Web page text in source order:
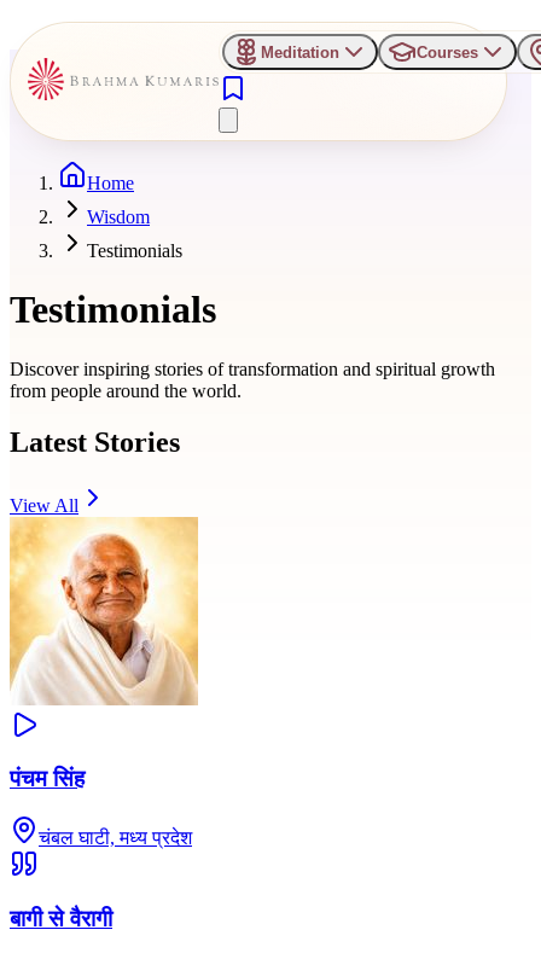
Meditation Courses
Home
Wisdom
Testimonials
Testimonials
Discover inspiring stories of transformation and spiritual growth
from people around the world.
Latest Stories
View All
पंचम सिंह
चंबल घाटी, मध्य प्रदेश
बागी से वैरागी